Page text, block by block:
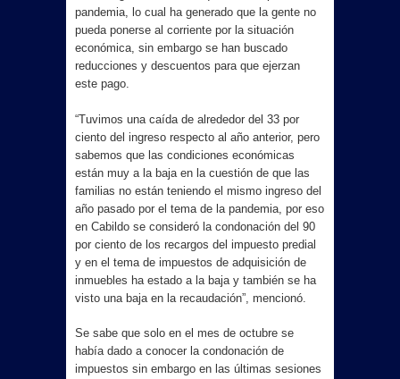
pandemia, lo cual ha generado que la gente no
pueda ponerse al corriente por la situación
económica, sin embargo se han buscado
reducciones y descuentos para que ejerzan
este pago.
“Tuvimos una caída de alrededor del 33 por
ciento del ingreso respecto al año anterior, pero
sabemos que las condiciones económicas
están muy a la baja en la cuestión de que las
familias no están teniendo el mismo ingreso del
año pasado por el tema de la pandemia, por eso
en Cabildo se consideró la condonación del 90
por ciento de los recargos del impuesto predial
y en el tema de impuestos de adquisición de
inmuebles ha estado a la baja y también se ha
visto una baja en la recaudación”, mencionó.
Se sabe que solo en el mes de octubre se
había dado a conocer la condonación de
impuestos sin embargo en las últimas sesiones